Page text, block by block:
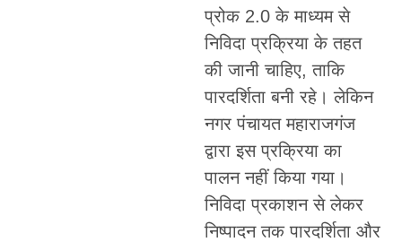
प्रोक 2.0 के माध्यम से
निविदा प्रक्रिया के तहत
की जानी चाहिए, ताकि
पारदर्शिता बनी रहे। लेकिन
नगर पंचायत महाराजगंज
द्वारा इस प्रक्रिया का
पालन नहीं किया गया।
निविदा प्रकाशन से लेकर
निष्पादन तक पारदर्शिता और